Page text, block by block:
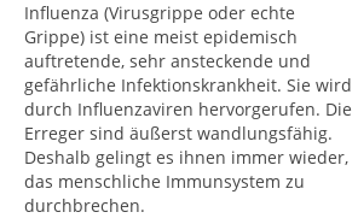
Influenza (Virusgrippe oder echte
Grippe) ist eine meist epidemisch
auftretende, sehr ansteckende und
gefährliche Infektionskrankheit. Sie wird
durch Influenzaviren hervorgerufen. Die
Erreger sind äußerst wandlungsfähig.
Deshalb gelingt es ihnen immer wieder,
das menschliche Immunsystem zu
durchbrechen.